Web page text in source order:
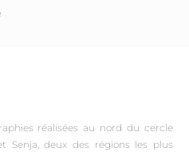
réalisées au nord du cercle
Senja, deux des régions les plus